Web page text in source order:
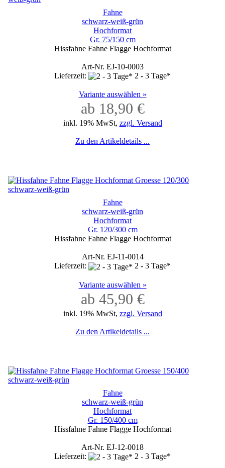
Fahne
schwarz-weiß-grün
Hochformat
Gr. 75/150 cm
Hissfahne Fahne Flagge Hochformat
Art-Nr. EJ-10-0003
Lieferzeit:
2 - 3 Tage*
Variante auswählen »
ab 18,90 €
inkl. 19% MwSt, zzgl. Versand
Zu den Artikeldetails ...
Fahne
schwarz-weiß-grün
Hochformat
Gr. 120/300 cm
Hissfahne Fahne Flagge Hochformat
Art-Nr. EJ-11-0014
Lieferzeit:
2 - 3 Tage*
Variante auswählen »
ab 45,90 €
inkl. 19% MwSt, zzgl. Versand
Zu den Artikeldetails ...
Fahne
schwarz-weiß-grün
Hochformat
Gr. 150/400 cm
Hissfahne Fahne Flagge Hochformat
Art-Nr. EJ-12-0018
Lieferzeit:
2 - 3 Tage*